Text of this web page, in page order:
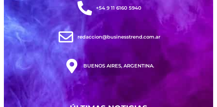
+54 9 11 6160 5940
redaccion@businesstrend.com.ar
BUENOS AIRES, ARGENTINA.